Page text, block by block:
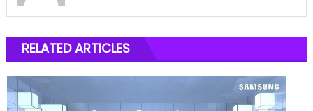
RELATED ARTICLES